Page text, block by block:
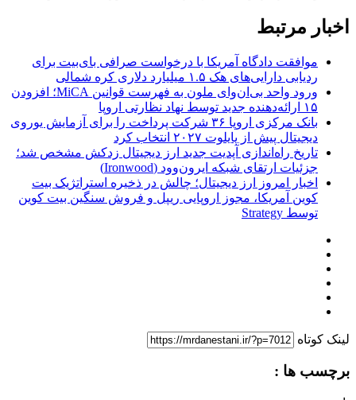
اخبار مرتبط
موافقت دادگاه آمریکا با درخواست صرافی بای‌بیت برای
ردیابی دارایی‌های هک ۱.۵ میلیارد دلاری کره شمالی
ورود واحد بی‌ان‌وای ملون به فهرست قوانین MiCA؛ افزودن
۱۵ ارائه‌دهنده جدید توسط نهاد نظارتی اروپا
بانک مرکزی اروپا ۳۶ شرکت پرداخت را برای آزمایش یوروی
دیجیتال پیش از پایلوت ۲۰۲۷ انتخاب کرد
تاریخ راه‌اندازی آپدیت جدید ارز دیجیتال زدکش مشخص شد؛
جزئیات ارتقای شبکه ایرون‌وود (Ironwood)
اخبار امروز ارز دیجیتال؛ چالش در ذخیره استراتژیک بیت
کوین آمریکا، مجوز اروپایی ریپل و فروش سنگین بیت کوین
توسط Strategy
لینک کوتاه
برچسب ها :